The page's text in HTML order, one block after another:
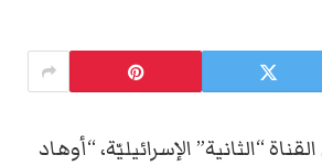
“الثانية” الإسرائيليّة، “أوهاد